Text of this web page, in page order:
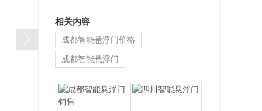
相关内容
成都智能悬浮门价格
成都智能悬浮门